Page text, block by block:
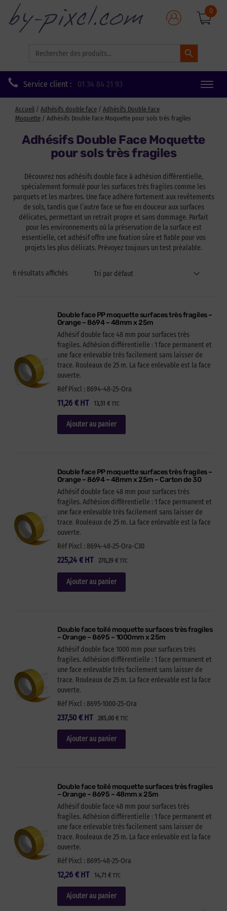
for:
Search Button
0
Service client : 01 34 84 21 93
Toggle
Accueil / Adhésifs double face / Adhésifs Double Face
Moquette / Adhésifs Double Face Moquette pour sols très fragiles
Adhésifs Double Face Moquette
pour sols très fragiles
Découvrez nos adhésifs double face à adhésion différentielle,
spécialement formulé pour les surfaces très fragiles comme les
parquets et les marbres. Une face adhère fortement aux revêtements
de sols, tandis que l’autre face se fixe en douceur aux surfaces
délicates, permettant un retrait propre et sans dommage. Parfait
pour les environnements où la préservation de la surface est
essentielle, cet adhésif offre une fixation sûre et fiable pour vos
projets les plus délicats. Prévoyez toujours un test préalable.
6 résultats affichés
Double face PP moquette surfaces très fragiles –
Orange – 8694 – 48mm x 25m
Adhésif double face 48 mm pour surfaces très
fragiles. Adhésion différentielle : 1 face permanent et
une face enlevable très facilement sans laisser de
trace. Rouleaux de 25 m. La face enlevable est la face
ouverte.
Réf Pixcl : 8694-48-25-Ora
11,26 € 13,51 €TTC
HT
Ajouter au panier
Double face PP moquette surfaces très fragiles –
Orange – 8694 – 48mm x 25m – Carton de 30
Adhésif double face 48 mm pour surfaces très
fragiles. Adhésion différentielle : 1 face permanent et
une face enlevable très facilement sans laisser de
trace. Rouleaux de 25 m. La face enlevable est la face
ouverte.
Réf Pixcl : 8694-48-25-Ora-C30
225,24 € 270,29 €TTC
HT
Ajouter au panier
Double face toilé moquette surfaces très fragiles
– Orange – 8695 – 1000mm x 25m
Adhésif double face 1000 mm pour surfaces très
fragiles. Adhésion différentielle : 1 face permanent et
une face enlevable très facilement sans laisser de
trace. Rouleaux de 25 m. La face enlevable est la face
ouverte.
Réf Pixcl : 8695-1000-25-Ora
237,50 € 285,00 €TTC
HT
Ajouter au panier
Double face toilé moquette surfaces très fragiles
– Orange – 8695 – 48mm x 25m
Adhésif double face 48 mm pour surfaces très
fragiles. Adhésion différentielle : 1 face permanent et
une face enlevable très facilement sans laisser de
trace. Rouleaux de 25 m. La face enlevable est la face
ouverte.
Réf Pixcl : 8695-48-25-Ora
12,26 € 14,71 €TTC
HT
Ajouter au panier